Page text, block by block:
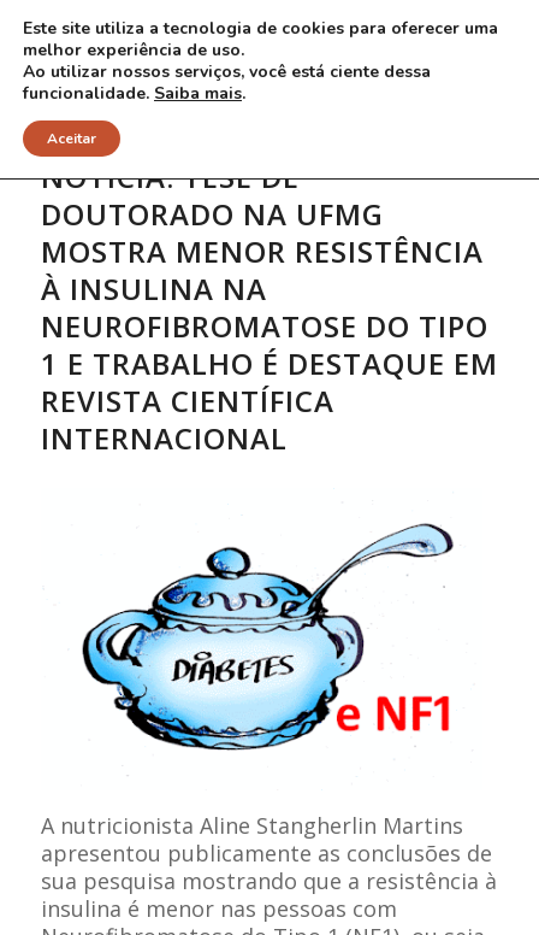
NOTÍCIA: TESE DE
DOUTORADO NA UFMG
MOSTRA MENOR RESISTÊNCIA
À INSULINA NA
NEUROFIBROMATOSE DO TIPO
1 E TRABALHO É DESTAQUE EM
REVISTA CIENTÍFICA
INTERNACIONAL
A nutricionista Aline Stangherlin Martins
apresentou publicamente as conclusões de
sua pesquisa mostrando que a resistência à
insulina é menor nas pessoas com
Este site utiliza a tecnologia de cookies para oferecer uma
melhor experiência de uso.
Ao utilizar nossos serviços, você está ciente dessa
funcionalidade. Saiba mais.
Aceitar